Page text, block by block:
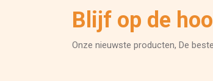
Blijf op de
Onze nieuwste producten, De